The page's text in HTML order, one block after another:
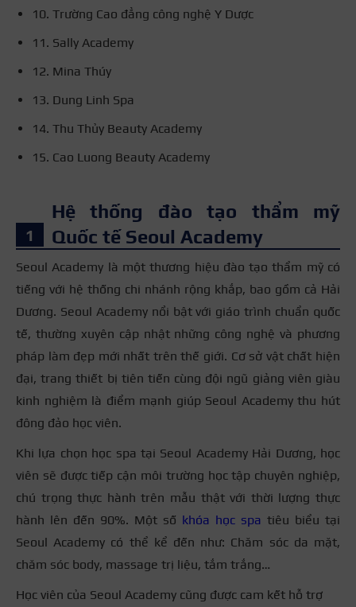
10. Trường Cao đẳng công nghệ Y Dược
11. Sally Academy
12. Mina Thúy
13. Dung Linh Spa
14. Thu Thủy Beauty Academy
15. Cao Luong Beauty Academy
Hệ thống đào tạo thẩm mỹ
Quốc tế Seoul Academy
Seoul Academy là một thương hiệu đào tạo thẩm mỹ có
tiếng với hệ thống chi nhánh rộng khắp, bao gồm cả Hải
Dương. Seoul Academy nổi bật với giáo trình chuẩn quốc
tế, thường xuyên cập nhật những công nghệ và phương
pháp làm đẹp mới nhất trên thế giới. Cơ sở vật chất hiện
đại, trang thiết bị tiên tiến cùng đội ngũ giảng viên giàu
kinh nghiệm là điểm mạnh giúp Seoul Academy thu hút
đông đảo học viên.
Khi lựa chọn học spa tại Seoul Academy Hải Dương, học
viên sẽ được tiếp cận môi trường học tập chuyên nghiệp,
chú trọng thực hành trên mẫu thật với thời lượng thực
hành lên đến 90%. Một số khóa học spa tiêu biểu tại
Seoul Academy có thể kể đến như: Chăm sóc da mặt,
chăm sóc body, massage trị liệu, tắm trắng…
Học viên của Seoul Academy cũng được cam kết hỗ trợ